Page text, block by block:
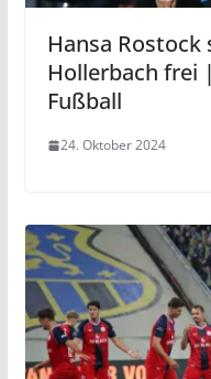
Hansa
Hollerbach frei
Fußball
24. Oktober 2024